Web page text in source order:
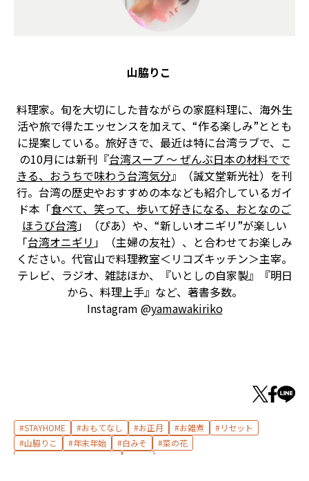
山脇りこ
料理家。旬を大切にした昔ながらの家庭料理に、海外生
活や旅で得たエッセンスを加えて、“作る楽しみ”ととも
に提案している。旅好きで、最近は特に台湾ラブで、こ
の10月には新刊『台湾スープ ～ ぜんぶ日本の材料でで
きる、おうちで味わう台湾気分』（誠文堂新光社）を刊
行。台湾の歴史やおすすめの本なども紹介しているガイ
ド本「食べて、笑って、歩いて好きになる、おとなのご
ほうび台湾」（ぴあ）や、“新しいオニギリ”が楽しい
「台湾オニギリ 」（主婦の友社）、と合わせてお楽しみ
ください。代官山で料理教室＜リコズキッチン＞主宰。
テレビ、ラジオ、雑誌ほか、『いとしの自家製』『明日
から、料理上手』など、著書多数。
Instagram @yamawakiriko
STAYHOME おもてなし お正月 お雑煮
リセット
山脇りこ
年末年始 白みそ
菜の花